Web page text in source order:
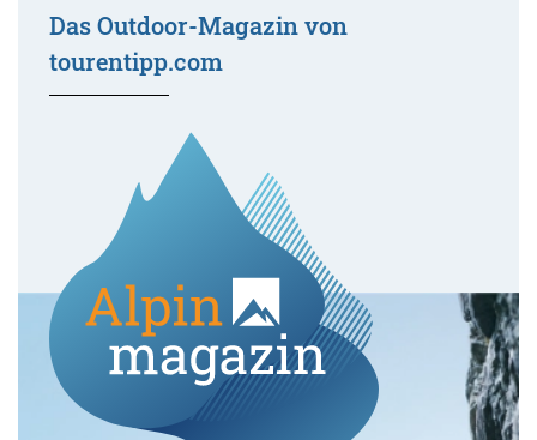
Das Outdoor-Magazin von
tourentipp.com